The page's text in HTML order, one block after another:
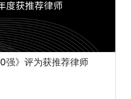
强》评为获推荐律师